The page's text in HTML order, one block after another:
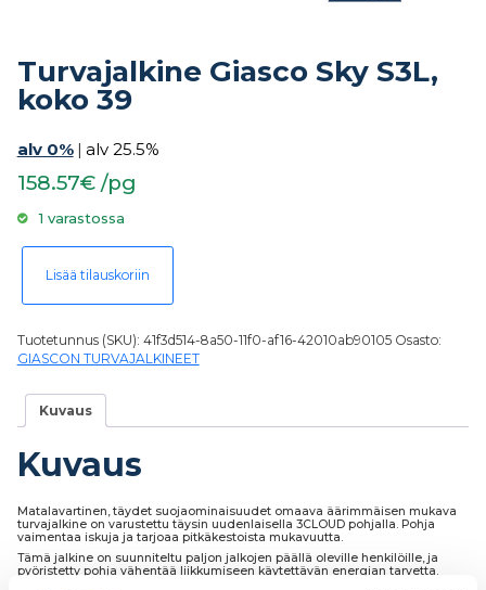
Turvajalkine Giasco Sky S3L,
koko 39
alv 0% | alv 25.5%
158.57€ /pg
1 varastossa
Turvajalkine Giasco Sky S3L, koko 39 määrä
Lisää tilauskoriin
Tuotetunnus (SKU): 41f3d514-8a50-11f0-af16-42010ab90105 Osasto:
GIASCON TURVAJALKINEET
Kuvaus
Kuvaus
Matalavartinen, täydet suojaominaisuudet omaava äärimmäisen mukava
turvajalkine on varustettu täysin uudenlaisella 3CLOUD pohjalla. Pohja
vaimentaa iskuja ja tarjoaa pitkäkestoista mukavuutta.
Tämä jalkine on suunniteltu paljon jalkojen päällä oleville henkilöille, ja
pyöristetty pohja vähentää liikkumiseen käytettävän energian tarvetta.